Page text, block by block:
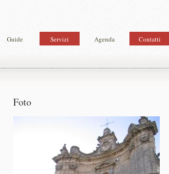
Guide Servizi Agenda Contatti
Foto